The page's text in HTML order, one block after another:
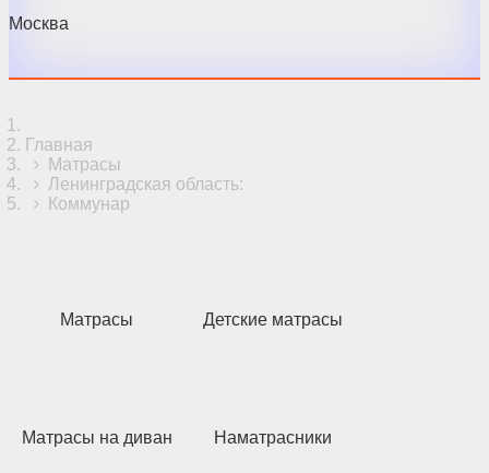
Москва
Главная
Матрасы
Ленинградская область:
Коммунар
Матрасы Детские матрасы
Матрасы на диван Наматрасники